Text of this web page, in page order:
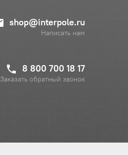
shop@interpole.ru
Написать нам
8 800 700 18 17
Заказать обратный звонок